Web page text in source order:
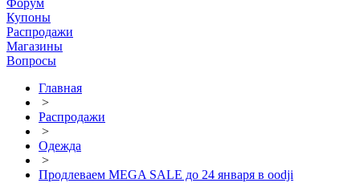
Форум
Купоны
Распродажи
Магазины
Вопросы
Главная
>
Распродажи
>
Одежда
>
Продлеваем MEGA SALE до 24 января в oodji